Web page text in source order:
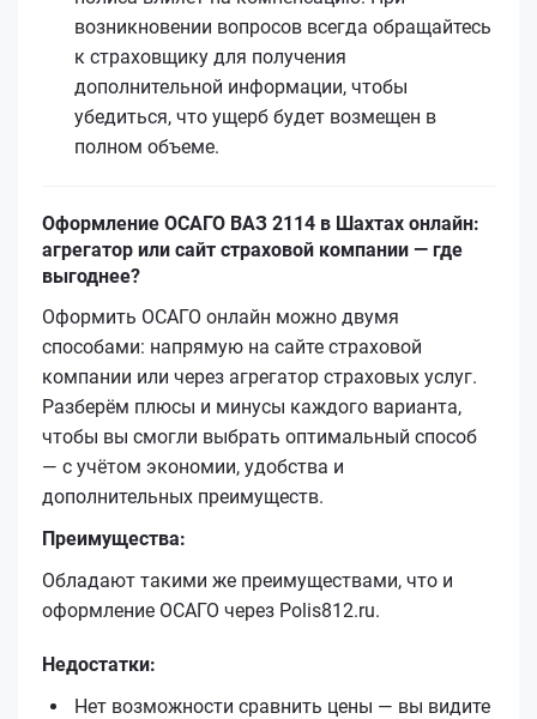
возникновении вопросов всегда обращайтесь
к страховщику для получения
дополнительной информации, чтобы
убедиться, что ущерб будет возмещен в
полном объеме.
Оформление ОСАГО ВАЗ 2114 в Шахтах онлайн:
агрегатор или сайт страховой компании — где
выгоднее?
Оформить ОСАГО онлайн можно двумя
способами: напрямую на сайте страховой
компании или через агрегатор страховых услуг.
Разберём плюсы и минусы каждого варианта,
чтобы вы смогли выбрать оптимальный способ
— с учётом экономии, удобства и
дополнительных преимуществ.
Преимущества:
Обладают такими же преимуществами, что и
оформление ОСАГО через Polis812.ru.
Недостатки:
Нет возможности сравнить цены — вы видите